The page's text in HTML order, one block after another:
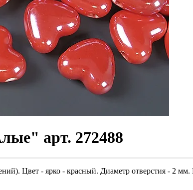
арт. 272488
Цвет - ярко - красный. Диаметр отверстия - 2